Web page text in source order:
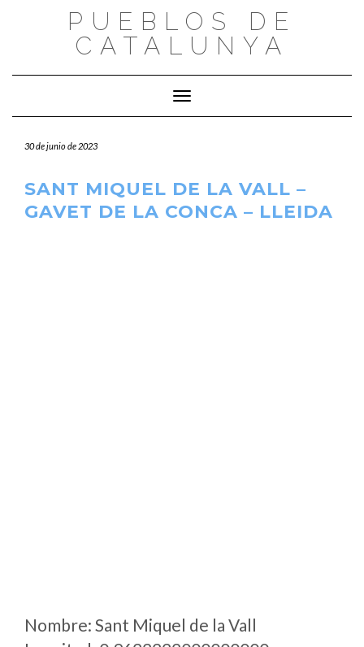
PUEBLOS DE
CATALUNYA
Cambiar modo de navegación
30 de junio de 2023
SANT MIQUEL DE LA VALL –
GAVET DE LA CONCA – LLEIDA
Nombre: Sant Miquel de la Vall